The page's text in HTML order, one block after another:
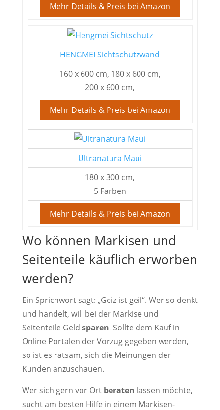
Mehr Details & Preis bei Amazon
HENGMEI Sichtschutzwand
160 x 600 cm, 180 x 600 cm,
200 x 600 cm,
Mehr Details & Preis bei Amazon
Ultranatura Maui
180 x 300 cm,
5 Farben
Mehr Details & Preis bei Amazon
Wo können Markisen und
Seitenteile käuflich erworben
werden?
Ein Sprichwort sagt: „Geiz ist geil“. Wer so denkt
und handelt, will bei der Markise und
Seitenteile Geld sparen. Sollte dem Kauf in
Online Portalen der Vorzug gegeben werden,
so ist es ratsam, sich die Meinungen der
Kunden anzuschauen.
Wer sich gern vor Ort beraten lassen möchte,
sucht am besten Hilfe in einem Markisen-